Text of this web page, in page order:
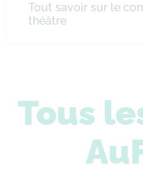
Tout savoir sur le
théâtre
Tous